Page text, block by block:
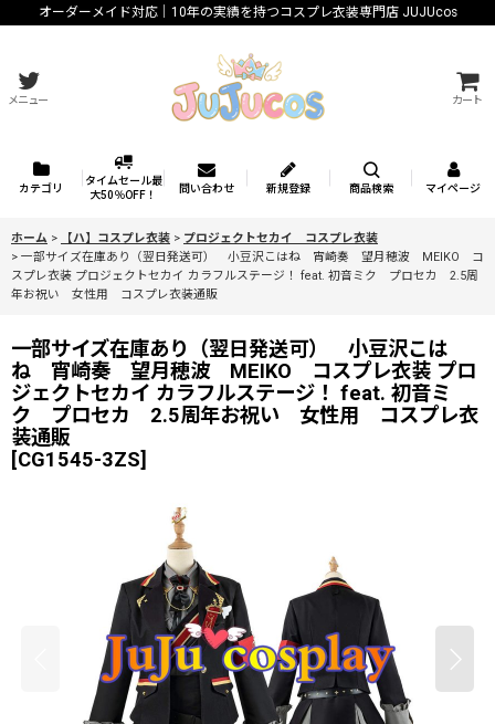
オーダーメイド対応｜10年の実績を持つコスプレ衣装専門店 JUJUcos
メニュー カート
カテゴリ
タイムセール最
大50％OFF！
問い合わせ 新規登録 商品検索 マイページ
ホーム > 【ハ】コスプレ衣装 > プロジェクトセカイ コスプレ衣装
> 一部サイズ在庫あり（翌日発送可） 小豆沢こはね 宵崎奏 望月穂波 MEIKO コ
スプレ衣装 プロジェクトセカイ カラフルステージ！ feat. 初音ミク プロセカ 2.5周
年お祝い 女性用 コスプレ衣装通販
一部サイズ在庫あり（翌日発送可） 小豆沢こは
ね 宵崎奏 望月穂波 MEIKO コスプレ衣装 プロ
ジェクトセカイ カラフルステージ！ feat. 初音ミ
ク プロセカ 2.5周年お祝い 女性用 コスプレ衣
装通販
[CG1545-3ZS]